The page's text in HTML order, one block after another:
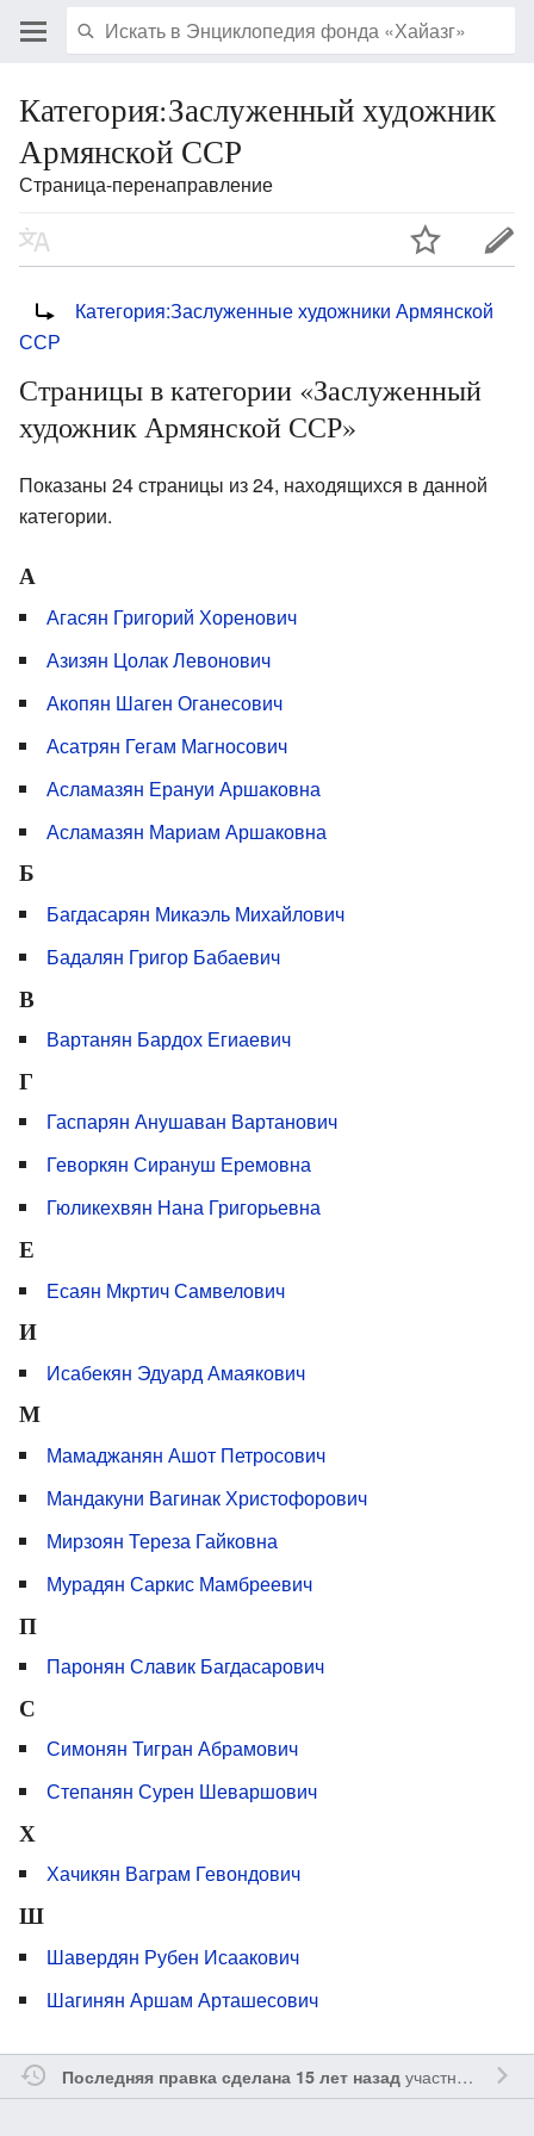
Категория:Заслуженный художник
Армянской ССР
Страница-перенаправление
Категория:Заслуженные художники Армянской
ССР
Страницы в категории «Заслуженный
художник Армянской ССР»
Показаны 24 страницы из 24, находящихся в данной
категории.
А
Агасян Григорий Хоренович
Азизян Цолак Левонович
Акопян Шаген Оганесович
Асатрян Гегам Магносович
Асламазян Ерануи Аршаковна
Асламазян Мариам Аршаковна
Б
Багдасарян Микаэль Михайлович
Бадалян Григор Бабаевич
В
Вартанян Бардох Егиаевич
Г
Гаспарян Анушаван Вартанович
Геворкян Сирануш Еремовна
Гюликехвян Нана Григорьевна
Е
Есаян Мкртич Самвелович
И
Исабекян Эдуард Амаякович
М
Мамаджанян Ашот Петросович
Мандакуни Вагинак Христофорович
Мирзоян Тереза Гайковна
Мурадян Саркис Мамбреевич
П
Паронян Славик Багдасарович
С
Симонян Тигран Абрамович
Степанян Сурен Шеваршович
Х
Хачикян Ваграм Гевондович
Ш
Шавердян Рубен Исаакович
Шагинян Аршам Арташесович
Последняя правка сделана 15 лет назадучастником